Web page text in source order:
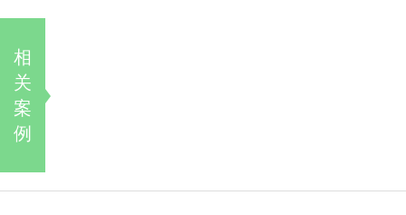
相
关
案
例